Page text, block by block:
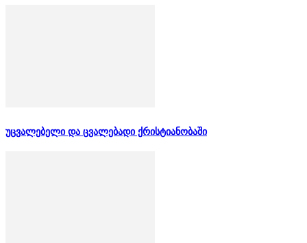
უცვალებელი და ცვალებადი ქრისტიანობაში